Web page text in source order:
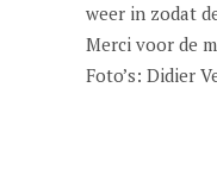
weer in zodat
Merci voor de
Foto’s: Didier